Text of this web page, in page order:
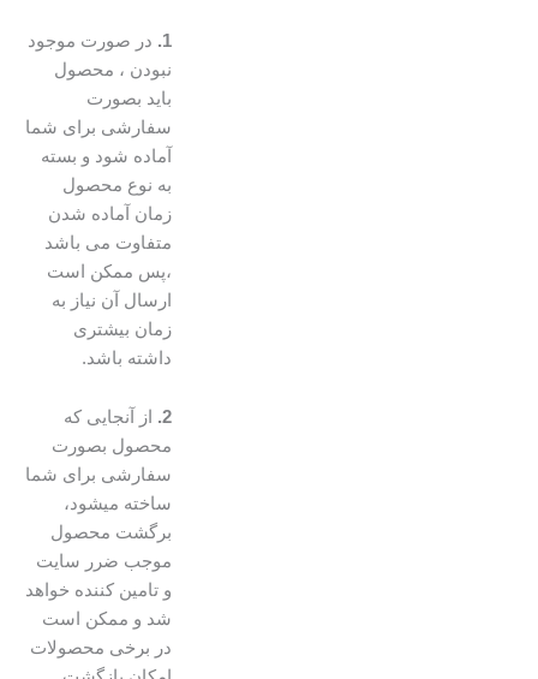
در صورت موجود
نبودن ، محصول
باید بصورت
سفارشی برای شما
آماده شود و بسته
به نوع محصول
زمان آماده شدن
متفاوت می باشد
،پس ممکن است
ارسال آن نیاز به
زمان بیشتری
داشته باشد.
از آنجایی که
محصول بصورت
سفارشی برای شما
ساخته میشود،
برگشت محصول
موجب ضرر سایت
و تامین کننده خواهد
شد و ممکن است
در برخی محصولات